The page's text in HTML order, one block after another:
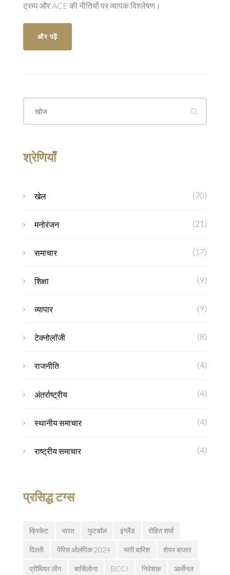
ट्रम्प और ACE की नीतियों पर व्यापक विश्लेषण।
और पढ़ें
श्रेणियाँ
खेल (70)
मनोरंजन (21)
समाचार (17)
शिक्षा (9)
व्यापार (9)
टेक्नोलॉजी (8)
राजनीति (4)
अंतर्राष्ट्रीय (4)
स्थानीय समाचार (4)
राष्ट्रीय समाचार (4)
प्रसिद्ध टग्स
क्रिकेट भारत फुटबॉल इंग्लैंड रोहित शर्मा
दिल्ली पेरिस ओलंपिक 2024 भारी बारिश शेयर बाजार
प्रीमियर लीग बार्सिलोना BCCI निवेशक आर्सेनल